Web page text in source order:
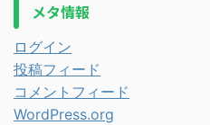
メタ情報
ログイン
投稿フィード
コメントフィード
WordPress.org